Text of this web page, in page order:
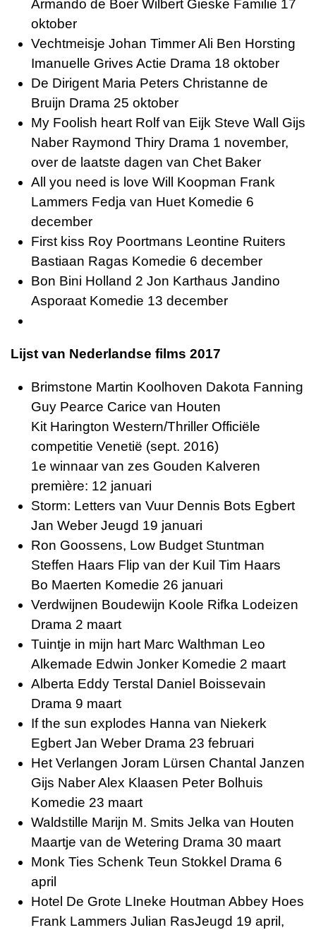
Armando de Boer Wilbert Gieske Familie 17
oktober
Vechtmeisje Johan Timmer Ali Ben Horsting
Imanuelle Grives Actie Drama 18 oktober
De Dirigent Maria Peters Christanne de
Bruijn Drama 25 oktober
My Foolish heart Rolf van Eijk Steve Wall Gijs
Naber Raymond Thiry Drama 1 november,
over de laatste dagen van Chet Baker
All you need is love Will Koopman Frank
Lammers Fedja van Huet Komedie 6
december
First kiss Roy Poortmans Leontine Ruiters
Bastiaan Ragas Komedie 6 december
Bon Bini Holland 2 Jon Karthaus Jandino
Asporaat Komedie 13 december
Lijst van Nederlandse films 2017
Brimstone Martin Koolhoven Dakota Fanning
Guy Pearce Carice van Houten
Kit Harington Western/Thriller Officiële
competitie Venetië (sept. 2016)
1e winnaar van zes Gouden Kalveren
première: 12 januari
Storm: Letters van Vuur Dennis Bots Egbert
Jan Weber Jeugd 19 januari
Ron Goossens, Low Budget Stuntman
Steffen Haars Flip van der Kuil Tim Haars
Bo Maerten Komedie 26 januari
Verdwijnen Boudewijn Koole Rifka Lodeizen
Drama 2 maart
Tuintje in mijn hart Marc Walthman Leo
Alkemade Edwin Jonker Komedie 2 maart
Alberta Eddy Terstal Daniel Boissevain
Drama 9 maart
If the sun explodes Hanna van Niekerk
Egbert Jan Weber Drama 23 februari
Het Verlangen Joram Lürsen Chantal Janzen
Gijs Naber Alex Klaasen Peter Bolhuis
Komedie 23 maart
Waldstille Marijn M. Smits Jelka van Houten
Maartje van de Wetering Drama 30 maart
Monk Ties Schenk Teun Stokkel Drama 6
april
Hotel De Grote LIneke Houtman Abbey Hoes
Frank Lammers Julian RasJeugd 19 april,